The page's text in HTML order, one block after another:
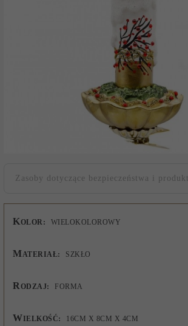
Zasoby dotyczące bezpieczeństwa i
KOLOR: WIELOKOLOROWY
MATERIAŁ: SZKŁO
R ODZAJ: FORMA
W IELKOŚĆ: 16CM X 8CM X 4CM